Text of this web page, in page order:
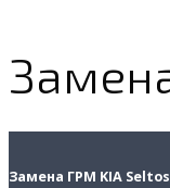
Замена ГРМ KIA Seltos